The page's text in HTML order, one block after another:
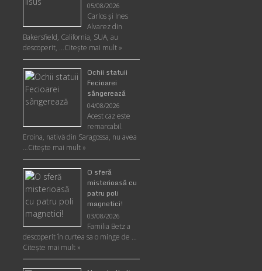
05/08/2026
Carlos şi Ines
Alvarez din
Bakersfield, California, SUA, au
descoperit, …Citeşte mai mult »
Ochii statuii
Fecioarei
sângerează
04/08/2026
Acest caz este
remarcabil.
Eroina, nativă din Saragossa, nu avea
…Citeşte mai mult »
O sferă
misterioasă cu
patru poli
magnetici!
03/08/2026
Familia Betz a
descoperit în curtea sa o minge de …
Citeşte mai mult »